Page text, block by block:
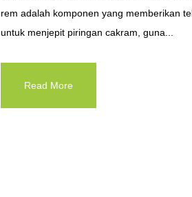
rem adalah komponen yang memberikan
untuk menjepit piringan cakram, guna...
Read More